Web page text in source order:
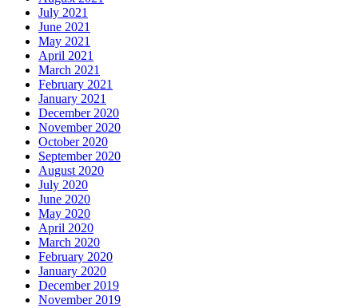
July 2021
June 2021
May 2021
April 2021
March 2021
February 2021
January 2021
December 2020
November 2020
October 2020
September 2020
August 2020
July 2020
June 2020
May 2020
April 2020
March 2020
February 2020
January 2020
December 2019
November 2019